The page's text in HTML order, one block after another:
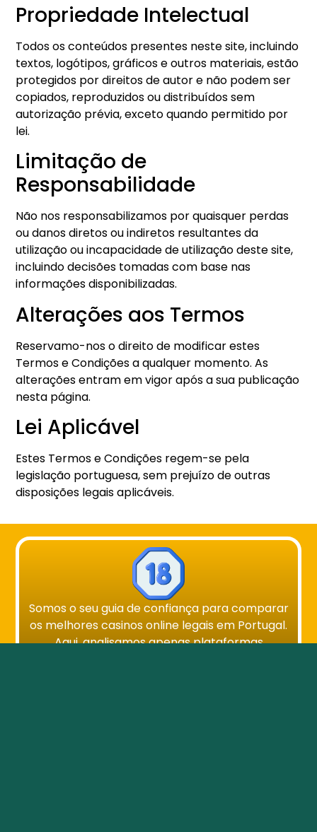
Propriedade Intelectual
Todos os conteúdos presentes neste site, incluindo
textos, logótipos, gráficos e outros materiais, estão
protegidos por direitos de autor e não podem ser
copiados, reproduzidos ou distribuídos sem
autorização prévia, exceto quando permitido por
lei.
Limitação de
Responsabilidade
Não nos responsabilizamos por quaisquer perdas
ou danos diretos ou indiretos resultantes da
utilização ou incapacidade de utilização deste site,
incluindo decisões tomadas com base nas
informações disponibilizadas.
Alterações aos Termos
Reservamo-nos o direito de modificar estes
Termos e Condições a qualquer momento. As
alterações entram em vigor após a sua publicação
nesta página.
Lei Aplicável
Estes Termos e Condições regem-se pela
legislação portuguesa, sem prejuízo de outras
disposições legais aplicáveis.
Somos o seu guia de confiança para comparar
os melhores casinos online legais em Portugal.
Aqui, analisamos apenas plataformas